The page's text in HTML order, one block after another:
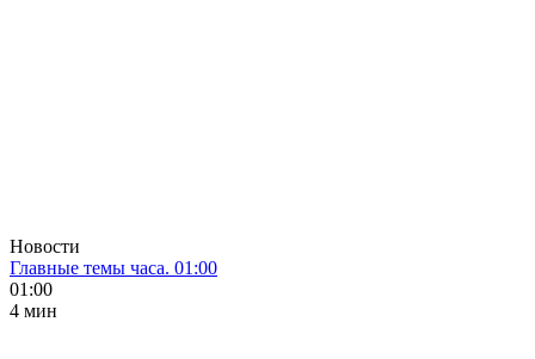
Новости
Главные темы часа. 01:00
01:00
4 мин